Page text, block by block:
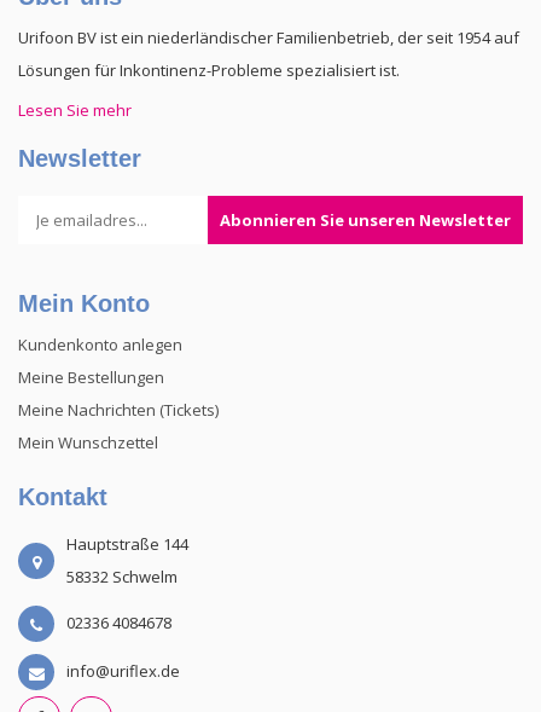
Urifoon BV ist ein niederländischer Familienbetrieb, der seit 1954 auf
Lösungen für Inkontinenz-Probleme spezialisiert ist.
Lesen Sie mehr
Newsletter
Abonnieren Sie unseren Newsletter
Mein Konto
Kundenkonto anlegen
Meine Bestellungen
Meine Nachrichten (Tickets)
Mein Wunschzettel
Kontakt
Hauptstraße 144
58332 Schwelm
02336 4084678
info@uriflex.de